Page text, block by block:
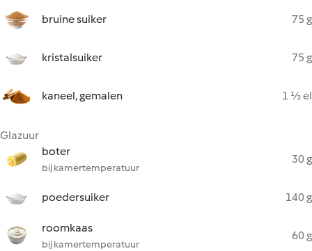
bruine suiker 75 g
kristalsuiker 75 g
kaneel, gemalen 1 ½ el
Glazuur
boter
bij kamertemperatuur
30 g
poedersuiker 140 g
roomkaas
bij kamertemperatuur
60 g